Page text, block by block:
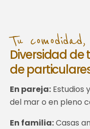
Tu
Diversidad
de
En pareja: Estudios
del mar o en pleno
En familia:Casas